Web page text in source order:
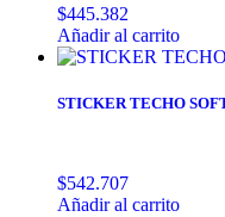
$445.382
Añadir al carrito
STICKER TECHO
$542.707
Añadir al carrito